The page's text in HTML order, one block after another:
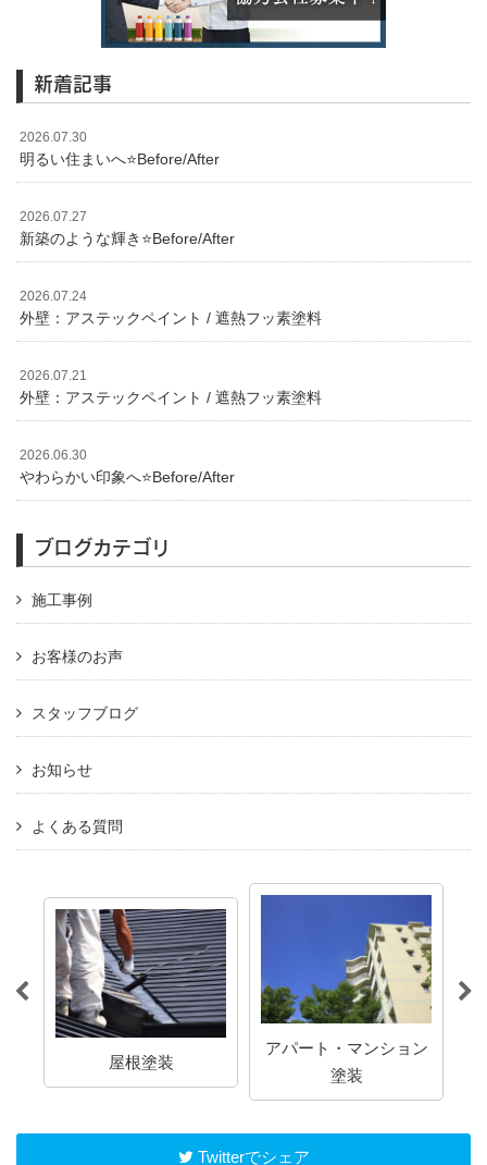
新着記事
2026.07.30
明るい住まいへ⭐️Before/After
2026.07.27
新築のような輝き⭐️Before/After
2026.07.24
外壁：アステックペイント / 遮熱フッ素塗料
2026.07.21
外壁：アステックペイント / 遮熱フッ素塗料
2026.06.30
やわらかい印象へ⭐️Before/After
ブログカテゴリ
施工事例
お客様のお声
スタッフブログ
お知らせ
よくある質問
屋根塗装
アパート・マンション
塗装
Twitterでシェア